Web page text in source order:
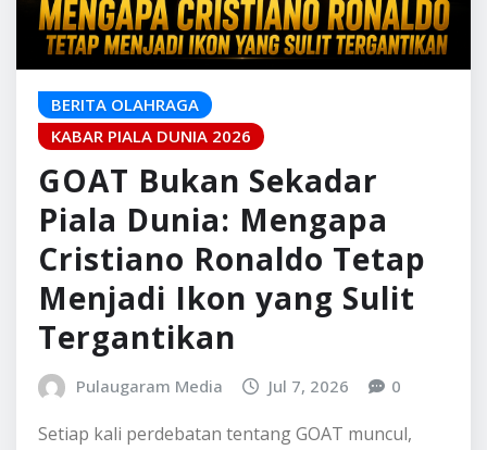
Menjadi Ikon yang Sulit
Tergantikan
Pulaugaram Media
Setiap kali perdebatan tentang GOAT muncul,
hampir selalu ada satu kalimat yang langsung
dilontarkan. “Messi punya Piala Dunia.
Perdebatan selesai.”…
READ MORE